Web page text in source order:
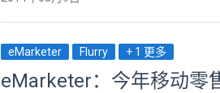
eMarketer Flurry + 1 更多
eMarketer：今年移动零